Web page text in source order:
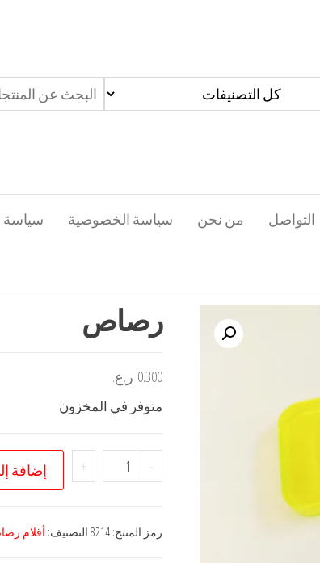
سياسة سياسة الخصوصية من نحن التواصل
رصاص
0.300 ر.ع.
متوفر في المخزون
-
كمية
رصاص
+ إضافة
رمز المنتج: 8214 التصنيف: أقلام